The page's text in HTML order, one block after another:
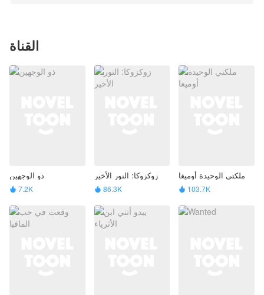
القناة
ذو الوجهين
 7.2K
زوكزوكا: النور الأخير
 86.3K
ملكتي الوحيدة أوميغا
 103.7K